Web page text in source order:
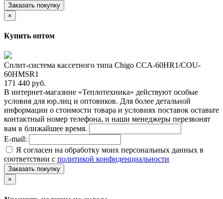
Заказать покупку
×
Купить оптом
Сплит-сиcтема кассетного типа Chigo CCA-60HR1/COU-
60HMSR1
171 440 руб.
В интернет-магазине «Теплотехника» действуют особые
условия для юр.лиц и оптовиков. Для более детальной
информации о стоимости товара и условиях поставок оставьте
контактный номер телефона, и наши менеджеры перезвонят
вам в ближайшее время.
E-mail:
Я согласен на обработку моих персональных данных в
соответствии с политикой конфиденциальности
Заказать покупку
×